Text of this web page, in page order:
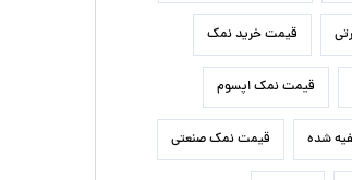
قیمت خرید نمک
قیمت نمک اپسوم
شده قیمت نمک صنعتی